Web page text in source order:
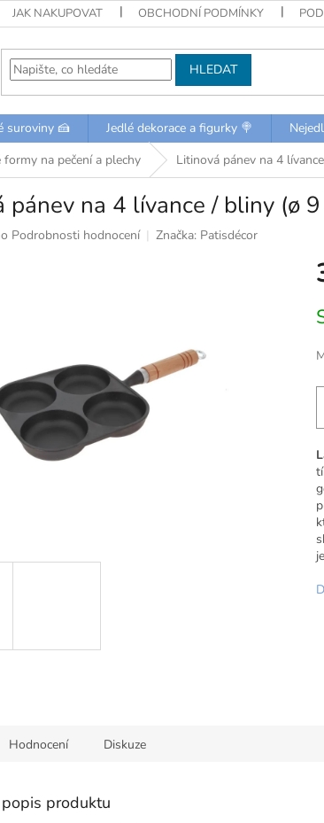
JAK NAKUPOVAT OBCHODNÍ PODMÍNKY
HLEDAT
suroviny 🍰 Jedlé dekorace a figurky 🍭
formy na pečení a plechy Litinová pánev na 4
pánev na 4 lívance / bliny (ø 9
Podrobnosti hodnocení Značka: Patisdécor
Hodnocení Diskuze
produktu